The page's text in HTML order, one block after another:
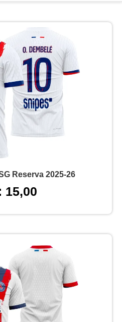
Reserva 2025-26
15,00